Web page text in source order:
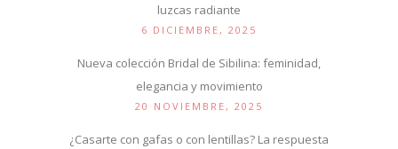
luzcas radiante
6 DICIEMBRE, 2025
Nueva colección Bridal de Sibilina: feminidad,
elegancia y movimiento
20 NOVIEMBRE, 2025
¿Casarte con gafas o con lentillas? La respuesta